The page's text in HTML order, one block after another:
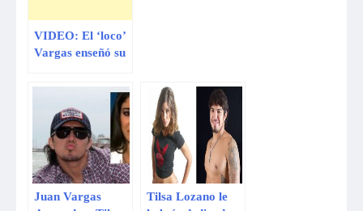
VIDEO: El ‘loco’
Vargas enseñó su
Tilsa Lozano en
reportaje
Juan Vargas
Tilsa Lozano le